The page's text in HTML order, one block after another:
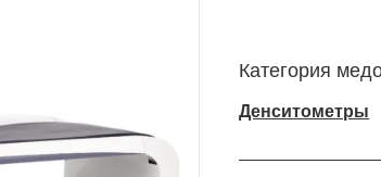
Категория
Денситометры